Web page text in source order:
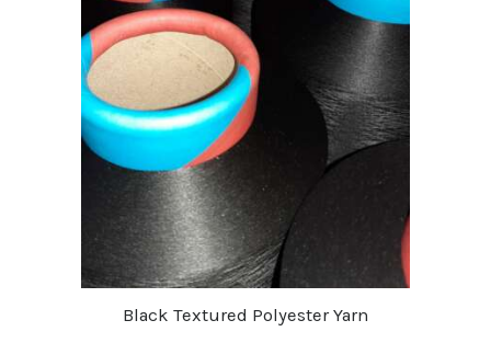
Black Textured Polyester Yarn